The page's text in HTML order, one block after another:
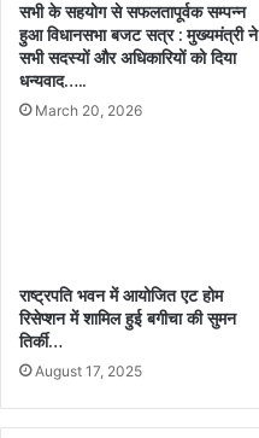
सभी के सहयोग से सफलतापूर्वक सम्पन्न
हुआ विधानसभा बजट सत्र : मुख्यमंत्री ने
सभी सदस्यों और अधिकारियों को दिया
धन्यवाद…..
March 20, 2026
राष्ट्रपति भवन में आयोजित एट होम
रिसेप्शन में शामिल हुई बगीचा की सुमन
तिर्की…
August 17, 2025